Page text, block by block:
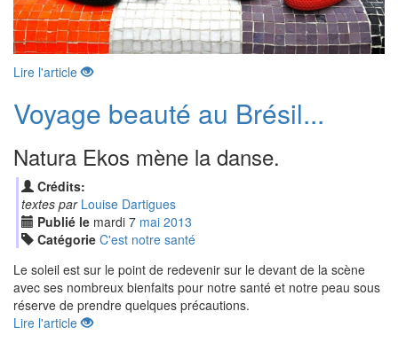
Lire l'article
Voyage beauté au Brésil...
Natura Ekos mène la danse.
Crédits:
textes par Louise Dartigues
Publié le mardi 7 mai 2013
Catégorie C'est notre santé
Le soleil est sur le point de redevenir sur le devant de la scène
avec ses nombreux bienfaits pour notre santé et notre peau sous
réserve de prendre quelques précautions.
Lire l'article